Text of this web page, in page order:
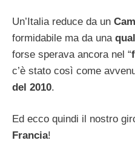
Un’Italia reduce da un
formidabile ma da una
forse sperava ancora nel “
c’è stato così come
del 2010.
Ed ecco quindi il nostro
Francia!